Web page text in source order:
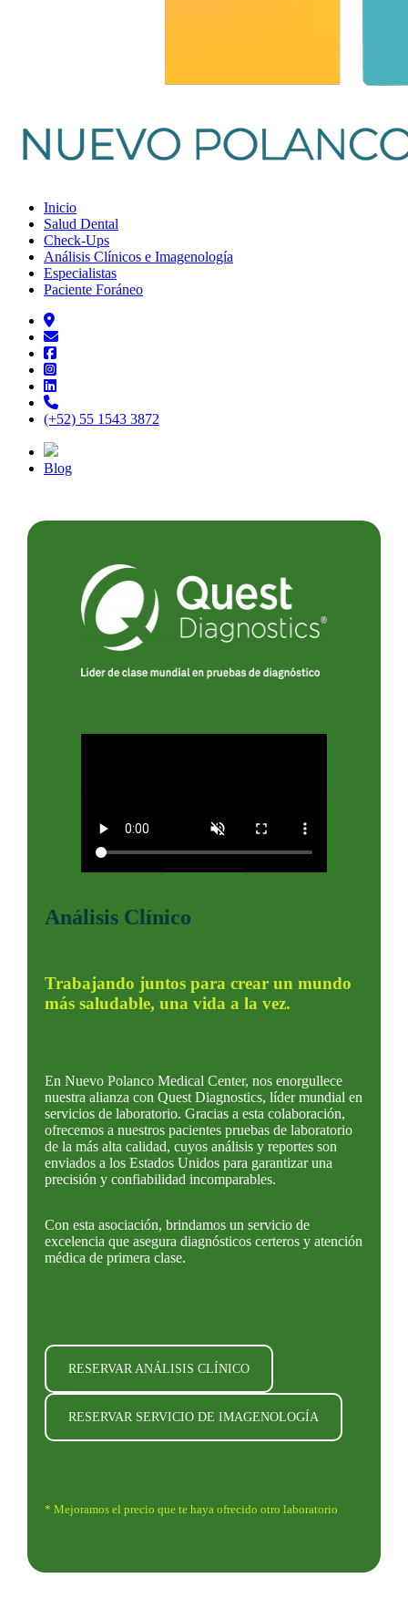
Inicio
Salud Dental
Check-Ups
Análisis Clínicos e Imagenología
Especialistas
Paciente Foráneo
(+52) 55 1543 3872
Blog
Análisis Clínico
Trabajando juntos para crear un mundo
más saludable, una vida a la vez.
En Nuevo Polanco Medical Center, nos enorgullece
nuestra alianza con Quest Diagnostics, líder mundial en
servicios de laboratorio. Gracias a esta colaboración,
ofrecemos a nuestros pacientes pruebas de laboratorio
de la más alta calidad, cuyos análisis y reportes son
enviados a los Estados Unidos para garantizar una
precisión y confiabilidad incomparables.
Con esta asociación, brindamos un servicio de
excelencia que asegura diagnósticos certeros y atención
médica de primera clase.
RESERVAR ANÁLISIS CLÍNICO
RESERVAR SERVICIO DE IMAGENOLOGÍA
* Mejoramos el precio que te haya ofrecido otro laboratorio